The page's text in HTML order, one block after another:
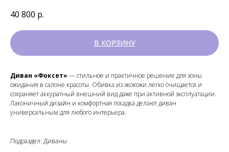
40 800 р.
В КОРЗИНУ
Диван «Фоксет» — стильное и практичное решение для зоны
ожидания в салоне красоты. Обивка из экокожи легко очищается и
сохраняет аккуратный внешний вид даже при активной эксплуатации.
Лаконичный дизайн и комфортная посадка делают диван
универсальным для любого интерьера.
Подраздел: Диваны